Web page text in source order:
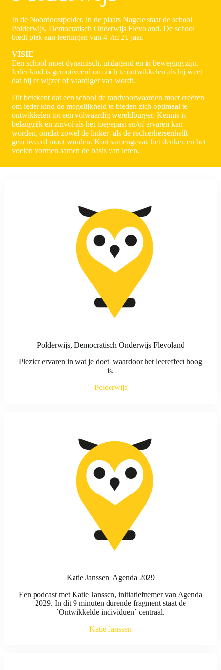
In de Noordoostpolder, in de plaats Nagele staat de school
Polderwijs, Democratisch Onderwijs Flevoland. De school
biedt plek aan leerlingen van 4 t/m 21 jaar.
VISIE
Een school moet dynamisch, uitdagend en in beweging zijn.
Ieder kind is gemotiveerd om zich te ontwikkelen als hij weet
dat hij er wijzer of vaardiger van wordt.
Dit betekent dat een school de randvoorwaarden moet creëren
om ieder kind de mogelijkheid te bieden zich optimaal te
ontwikkelen tot een volwaardig wereldburger. Kennis is
belangrijk en zinvol als het toegepast en/of ervaren kan
worden, omdat zowel de linker- als de rechterhersenhelft
geactiveerd moet worden. Kort samengevat: het denken en het
voelen vormen samen de basis van leren.
Polderwijs, Democratisch Onderwijs Flevoland
Plezier ervaren in wat je doet, waardoor het leereffect hoog
is.
Polderwijs
Katie Janssen, Agenda 2029
Een podcast met Katie Janssen, initiatiefnemer van Agenda
2029. In dit 9 minuten durende fragment staat de
´Ontwikkelde individuen´ centraal.
Katie Janssen